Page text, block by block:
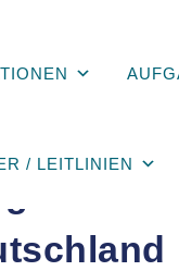
/ LEITLINIEN
zum 75. Jubiläum